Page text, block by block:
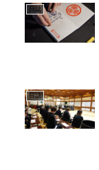
日誌
日誌